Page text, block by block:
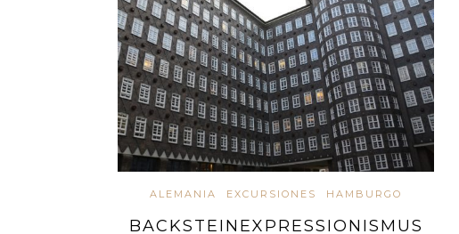
ALEMANIA EXCURSIONES HAMBURGO
BACKSTEINEXPRESSIONISMUS